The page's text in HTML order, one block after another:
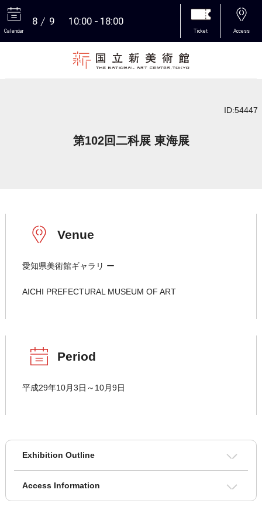
Calendar
8 9 10:00 18:00
Ticket Access
ID:54447
第102回二科展 東海展
Venue
愛知県美術館ギャラリ ー
AICHI PREFECTURAL MUSEUM OF ART
Period
平成29年10月3日～10月9日
Exhibition Outline
Access Information